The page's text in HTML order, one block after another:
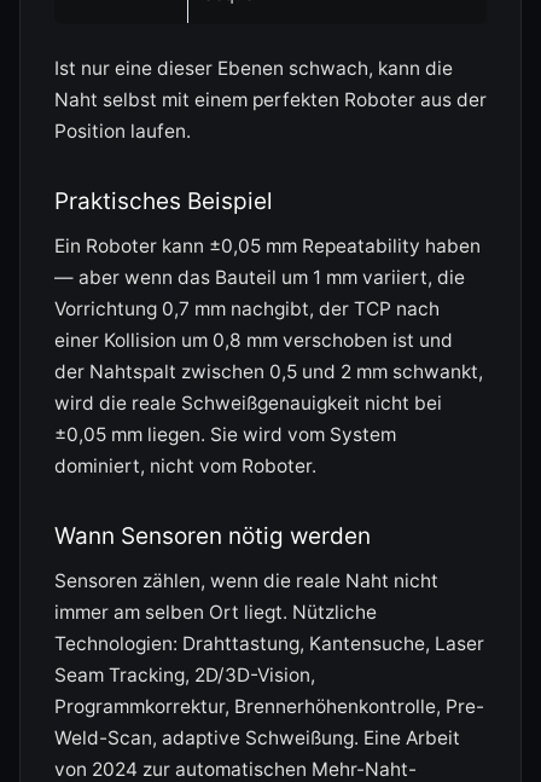
Ist nur eine dieser Ebenen schwach, kann die
Naht selbst mit einem perfekten Roboter aus der
Position laufen.
Praktisches Beispiel
Ein Roboter kann ±0,05 mm Repeatability haben
— aber wenn das Bauteil um 1 mm variiert, die
Vorrichtung 0,7 mm nachgibt, der TCP nach
einer Kollision um 0,8 mm verschoben ist und
der Nahtspalt zwischen 0,5 und 2 mm schwankt,
wird die reale Schweißgenauigkeit nicht bei
±0,05 mm liegen. Sie wird vom System
dominiert, nicht vom Roboter.
Wann Sensoren nötig werden
Sensoren zählen, wenn die reale Naht nicht
immer am selben Ort liegt. Nützliche
Technologien: Drahttastung, Kantensuche, Laser
Seam Tracking, 2D/3D-Vision,
Programmkorrektur, Brennerhöhenkontrolle, Pre-
Weld-Scan, adaptive Schweißung. Eine Arbeit
von 2024 zur automatischen Mehr-Naht-